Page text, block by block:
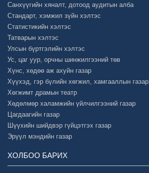
Санхүүгийн хяналт, дотоод аудитын алба
Стандарт, хэмжил зүйн хэлтэс
Статистикийн хэлтэс
Татварын хэлтэс
Улсын бүртгэлийн хэлтэс
Ус, цаг уур, орчны шинжилгээний төв
Хүнс, хөдөө аж ахуйн газар
Хүүхэд, гэр бүлийн хөгжил, хамгааллын газар
Хөгжимт драмын театр
Хөдөлмөр халамжийн үйлчилгээний газар
Цагдаагийн газар
Шүүхийн шийдвэр гүйцэтгэх газар
Эрүүл мэндийн газар
ХОЛБОО БАРИХ